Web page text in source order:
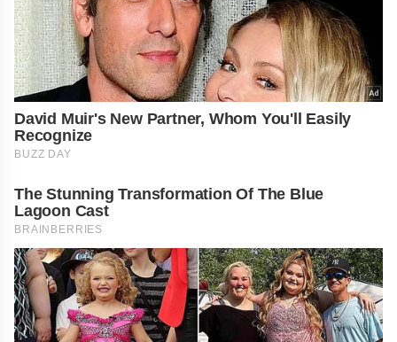
David Muir's New Partner, Whom You'll Easily
Recognize
BUZZ DAY
The Stunning Transformation Of The Blue
Lagoon Cast
BRAINBERRIES